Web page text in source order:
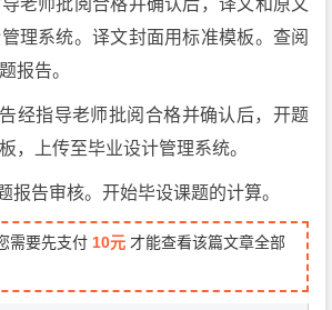
老师批阅合格并确认后，译文和原文
理系统。译文封面用标准模板。查阅
报告。
经指导老师批阅合格并确认后，开题
，上传至毕业设计管理系统。
报告审核。开始毕设课题的计算。
需要先支付 10元 才能查看该篇文章全部